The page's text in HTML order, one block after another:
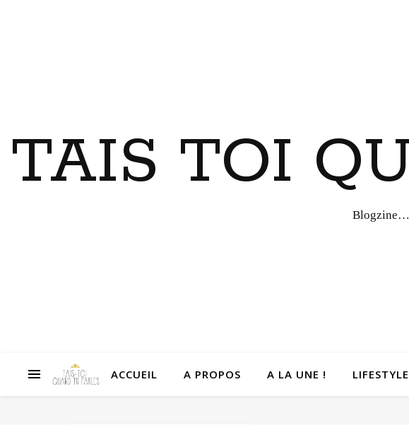
TAIS TOI
Blogzine…
ACCUEIL A PROPOS A LA UNE ! LIFESTYLE